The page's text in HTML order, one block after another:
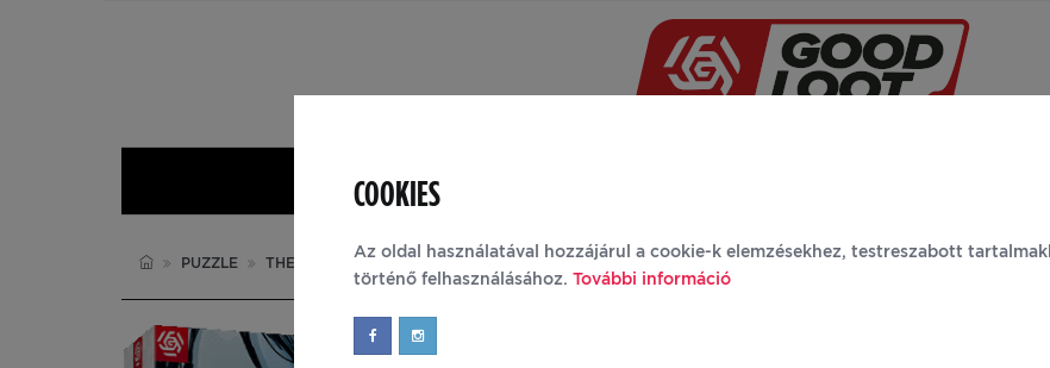
Nyitólap
PUZZLE THE WITCHER
Comic Book Puzzle: The Witcher
COOKIES
Az oldal használatával hozzájárul a cookie-k elemzésekhez, testreszabott
történő felhasználásához. További információ